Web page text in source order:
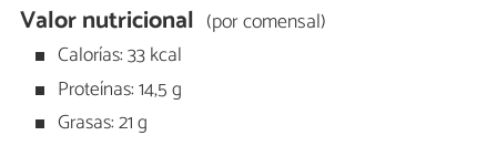
Valor nutricional (por comensal)
Calorías: 33 kcal
Proteínas: 14,5 g
Grasas: 21 g